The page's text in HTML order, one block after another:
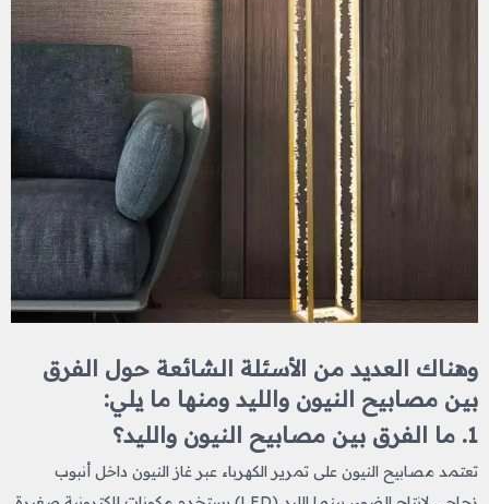
وهناك العديد من الأسئلة الشائعة حول الفرق
بين مصابيح النيون والليد ومنها ما يلي:
1. ما الفرق بين مصابيح النيون والليد؟
تعتمد مصابيح النيون على تمرير الكهرباء عبر غاز النيون داخل أنبوب